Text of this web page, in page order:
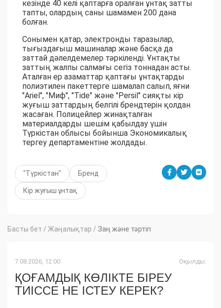
кезінде 40 келі қаптарға оралған ұнтақ затты
тапты, олардың саны шамамен 200 дана
болған.
Сонымен қатар, электронды таразылар,
тығыздағыш машиналар және басқа да
заттай дәлелдемелер тәркіленді. Ұнтақты
заттың жалпы салмағы сегіз тоннадан асты.
Аталған ер азаматтар қаптағы ұнтақтарды
полиэтилен пакеттерге шамалап салып, яғни
"Ariel", "Миф", "Tide" және "Persil" сияқты кір
жуғыш заттардың белгілі брендтерін қолдан
жасаған. Полицейлер жинақталған
материалдарды шешім қабылдау үшін
Түркістан облысы бойынша Экономикалық
тергеу департаментіне жолдады.
"Түркістан" Бренд
Кір жуғыш ұнтақ
Басты бет / Жаңалықтар / Заң және тәртіп
7.08.2026, 12:00 Оқылды:
ҚОҒАМДЫҚ КӨЛІКТЕ БІРЕУ
ТИІССЕ НЕ ІСТЕУ КЕРЕК?